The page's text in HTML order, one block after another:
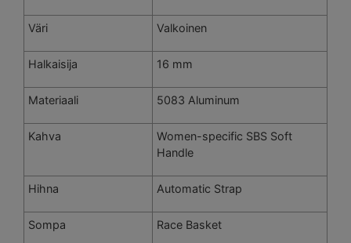
Väri Valkoinen
Halkaisija 16 mm
Materiaali 5083 Aluminum
Kahva
Women-specific SBS Soft
Handle
Hihna Automatic Strap
Sompa Race Basket